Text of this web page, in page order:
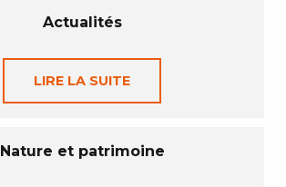
Actualités
LIRE LA SUITE
Nature et patrimoine